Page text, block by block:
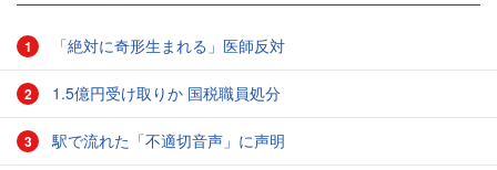
1 「絶対に奇形生まれる」医師反対
2 1.5億円受け取りか 国税職員処分
3 駅で流れた「不適切音声」に声明